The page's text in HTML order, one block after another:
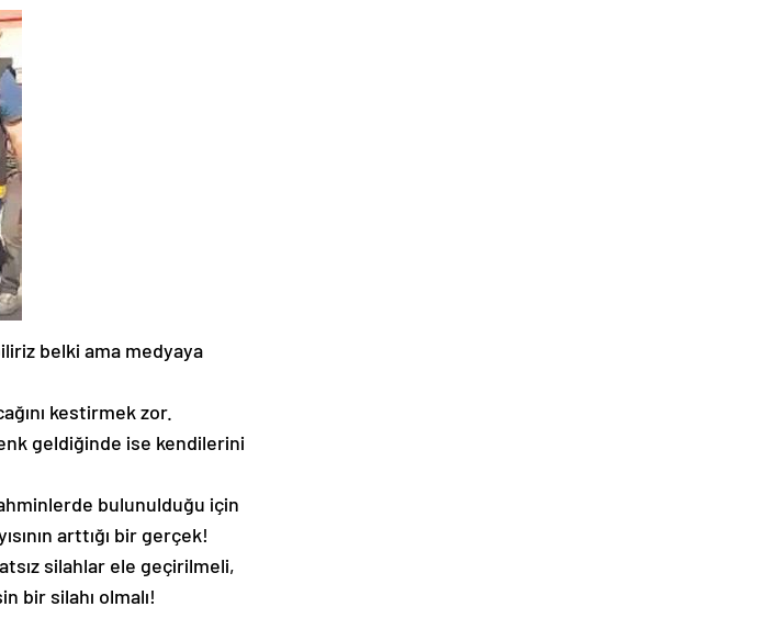
belki ama medyaya
kestirmek zor.
geldiğinde ise kendilerini
bulunulduğu için
arttığı bir gerçek!
silahlar ele geçirilmeli,
bir silahı olmalı!